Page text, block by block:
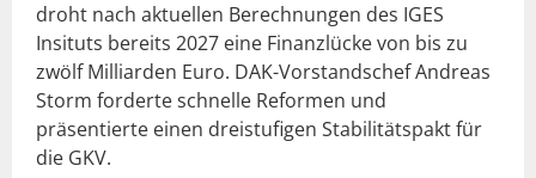
droht nach aktuellen Berechnungen des IGES
Insituts bereits 2027 eine Finanzlücke von bis zu
zwölf Milliarden Euro. DAK-Vorstandschef Andreas
Storm forderte schnelle Reformen und
präsentierte einen dreistufigen Stabilitätspakt für
die GKV.